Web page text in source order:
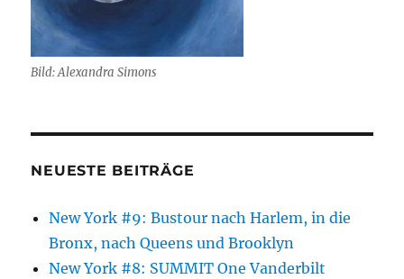
Bild: Alexandra Simons
NEUESTE BEITRÄGE
New York #9: Bustour nach Harlem, in die
Bronx, nach Queens und Brooklyn
New York #8: SUMMIT One Vanderbilt